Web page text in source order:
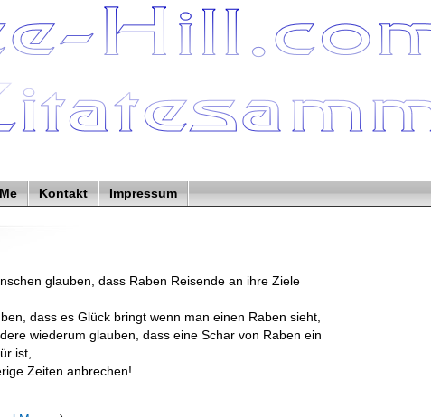
Kontakt Impressum
glauben, dass Raben Reisende an ihre Ziele
dass es Glück bringt wenn man einen Raben sieht,
wiederum glauben, dass eine Schar von Raben ein
ist,
Zeiten anbrechen!